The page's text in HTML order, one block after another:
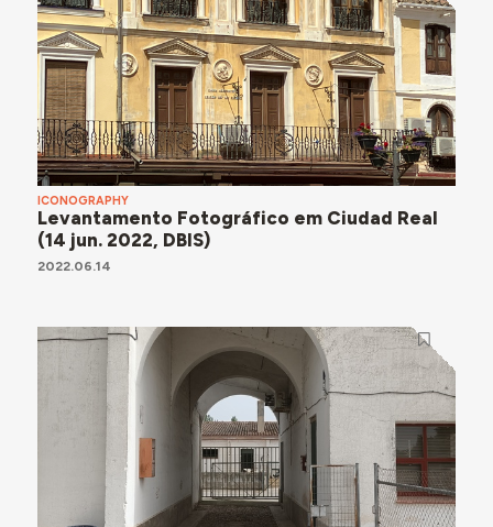
ICONOGRAPHY
Levantamento Fotográfico em Ciudad Real
(14 jun. 2022, DBIS)
2022.06.14